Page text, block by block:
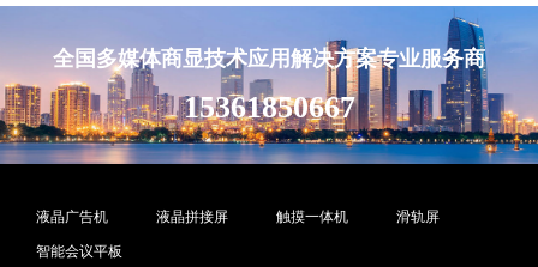
全国多媒体商显技术应用解决方案专业服务商
15361850667
液晶广告机 液晶拼接屏 触摸一体机 滑轨屏
智能会议平板